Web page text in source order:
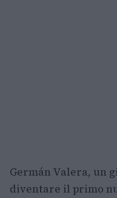
Germán Valera, un
diventare il primo